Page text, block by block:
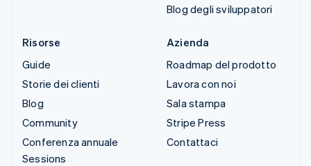
Blog degli sviluppatori
Risorse
Guide
Storie dei clienti
Blog
Community
Conferenza annuale
Sessions
Azienda
Roadmap del prodotto
Lavora con noi
Sala stampa
Stripe Press
Contattaci